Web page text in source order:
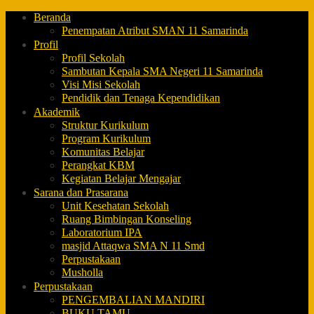
Beranda
Penempatan Atribut SMAN 11 Samarinda
Profil
Profil Sekolah
Sambutan Kepala SMA Negeri 11 Samarinda
Visi Misi Sekolah
Pendidik dan Tenaga Kependidikan
Akademik
Struktur Kurikulum
Program Kurikulum
Komunitas Belajar
Perangkat KBM
Kegiatan Belajar Mengajar
Sarana dan Prasarana
Unit Kesehatan Sekolah
Ruang Bimbingan Konseling
Laboratorium IPA
masjid Attaqwa SMA N 11 Smd
Perpustakaan
Musholla
Perpustakaan
PENGEMBALIAN MANDIRI